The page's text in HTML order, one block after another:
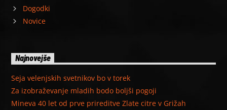
Dogodki
Novice
Najnovejše
Seja velenjskih svetnikov bo v torek
Za izobraževanje mladih bodo boljši pogoji
Mineva 40 let od prve prireditve Zlate citre v Grižah